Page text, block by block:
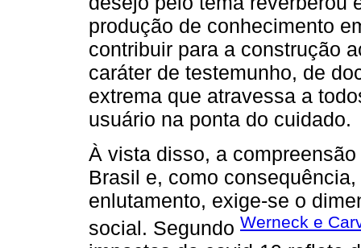
produção de conhecimento
contribuir para a construção
caráter de testemunho, de
extrema que atravessa a
usuário na ponta do cuidado.
À vista disso, a
Brasil e, como
enlutamento, exige-se o
social. Segundo Werneck e